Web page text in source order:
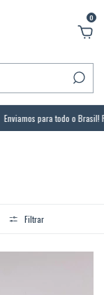
0
Enviamos para todo o Brasil!
Filtrar